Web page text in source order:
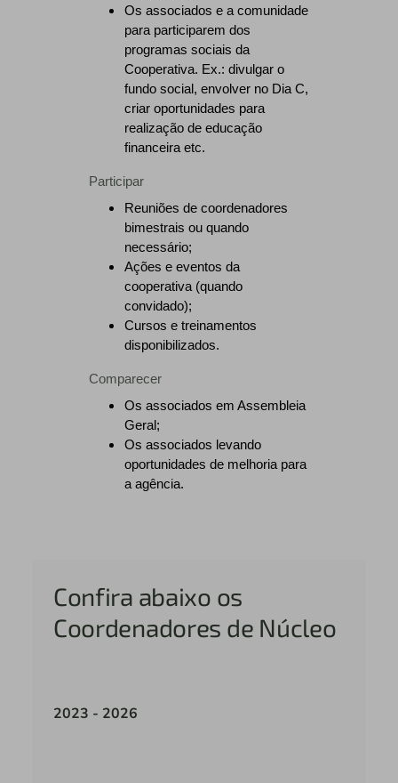
Os associados e a comunidade
para participarem dos
programas sociais da
Cooperativa. Ex.: divulgar o
fundo social, envolver no Dia C,
criar oportunidades para
realização de educação
financeira etc.
Participar
Reuniões de coordenadores
bimestrais ou quando
necessário;
Ações e eventos da
cooperativa (quando
convidado);
Cursos e treinamentos
disponibilizados.
Comparecer
Os associados em Assembleia
Geral;
Os associados levando
oportunidades de melhoria para
a agência.
Confira abaixo os
Coordenadores de Núcleo
2023 - 2026